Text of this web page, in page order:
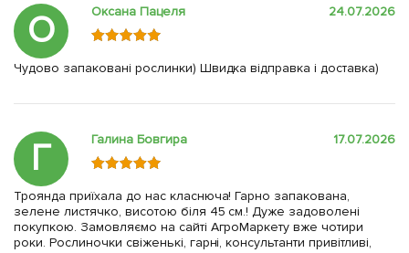
О Оксана Пацеля 24.07.2026
Чудово запаковані рослинки) Швидка відправка і доставка)
Г Галина Бовгира 17.07.2026
Троянда приїхала до нас класнюча! Гарно запакована,
зелене листячко, висотою біля 45 см.! Дуже задоволені
покупкою. Замовляємо на сайті АгроМаркету вже чотири
роки. Рослиночки свіженькі, гарні, консультанти привітливі,